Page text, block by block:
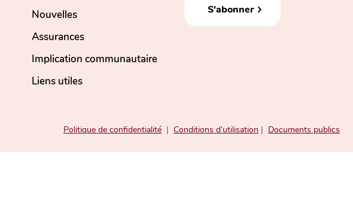
Nouvelles
Assurances
Implication communautaire
Liens utiles
S'abonner
Politique de confidentialité | Conditions d’utilisation | Documents publics